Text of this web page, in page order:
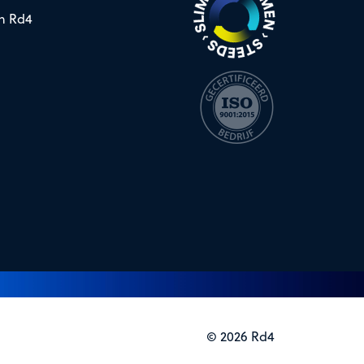
Rd4
© 2026 Rd4